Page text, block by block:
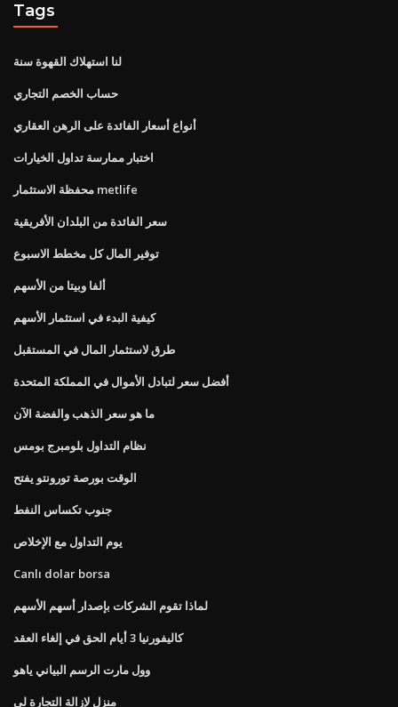
Tags
لنا استهلاك القهوة سنة
حساب الخصم التجاري
أنواع أسعار الفائدة على الرهن العقاري
اختبار ممارسة تداول الخيارات
محفظة الاستثمار metlife
سعر الفائدة من البلدان الأفريقية
توفير المال كل مخطط الاسبوع
ألفا وبيتا من الأسهم
كيفية البدء في استثمار الأسهم
طرق لاستثمار المال في المستقبل
أفضل سعر لتبادل الأموال في المملكة المتحدة
ما هو سعر الذهب والفضة الآن
نظام التداول بلومبرج بومس
الوقت بورصة تورونتو يفتح
جنوب تكساس النفط
يوم التداول مع الإخلاص
Canlı dolar borsa
لماذا تقوم الشركات بإصدار أسهم الأسهم
كاليفورنيا 3 أيام الحق في إلغاء العقد
وول مارت الرسم البياني ياهو
منزل لإزالة التجارة لي